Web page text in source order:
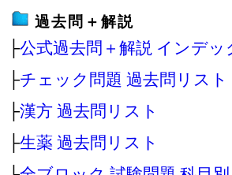
過去問＋解説
├公式過去問＋解説 インデッ
├チェック問題 過去問リスト
├漢方 過去問リスト
├生薬 過去問リスト